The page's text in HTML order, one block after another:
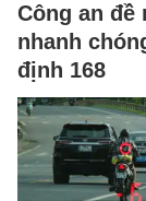
Công an đề
nhanh
định 168